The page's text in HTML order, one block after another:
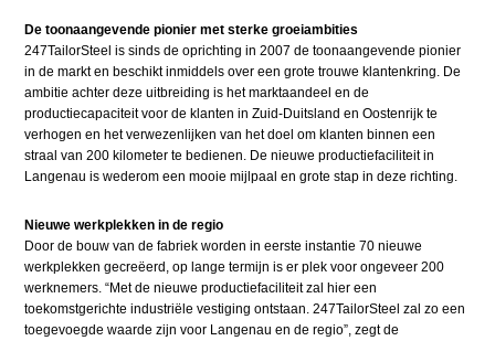
De toonaangevende pionier met sterke groeiambities
247TailorSteel is sinds de oprichting in 2007 de toonaangevende pionier
in de markt en beschikt inmiddels over een grote trouwe klantenkring. De
ambitie achter deze uitbreiding is het marktaandeel en de
productiecapaciteit voor de klanten in Zuid-Duitsland en Oostenrijk te
verhogen en het verwezenlijken van het doel om klanten binnen een
straal van 200 kilometer te bedienen. De nieuwe productiefaciliteit in
Langenau is wederom een mooie mijlpaal en grote stap in deze richting.
Nieuwe werkplekken in de regio
Door de bouw van de fabriek worden in eerste instantie 70 nieuwe
werkplekken gecreëerd, op lange termijn is er plek voor ongeveer 200
werknemers. “Met de nieuwe productiefaciliteit zal hier een
toekomstgerichte industriële vestiging ontstaan. 247TailorSteel zal zo een
toegevoegde waarde zijn voor Langenau en de regio”, zegt de